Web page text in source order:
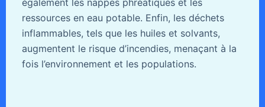
ressources en eau potable. Enfin, les déchets
inflammables, tels que les huiles et solvants,
augmentent le risque d’incendies, menaçant à la
fois l’environnement et les populations.